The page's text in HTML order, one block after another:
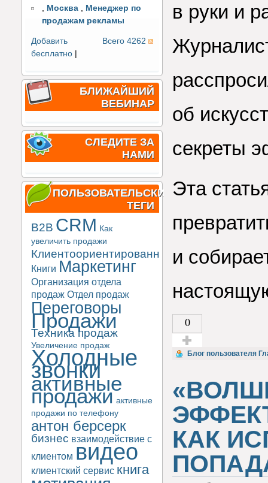
, Москва , Менеджер по
продажам рекламы
Всего 4262
Добавить
бесплатно
БЛИЖАЙШИЙ
ВЕБИНАР
СЛЕДИТЕ ЗА
НАМИ
ПОЛЬЗОВАТЕЛЬСКИЕ
ТЕГИ
B2B CRM Как
увеличить продажи
Клиентоориентированность
Книги Маркетинг
Организация отдела
продаж Отдел продаж
Переговоры
Продажи
Техника продаж
Увеличение продаж
Холодные
звонки
активные
продажи активные
продажи по телефону
антон берсерк
бизнес взаимодействие с
клиентом видео
клиентский сервис книга
в руки и
об
секреты
Эта
и
0
Голос за!
Блог пользователя
КАК